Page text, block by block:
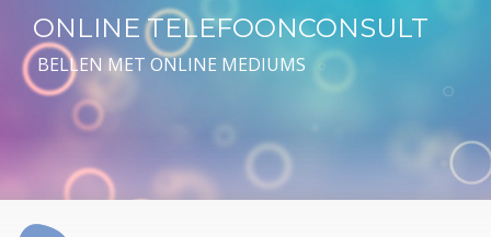
ONLINE TELEFOONCONSULT
BELLEN MET ONLINE MEDIUMS